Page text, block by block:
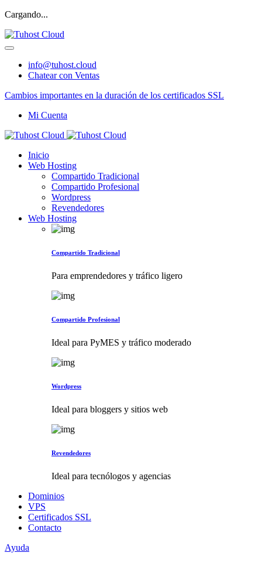
Cargando...
info@tuhost.cloud
Chatear con Ventas
Cambios importantes en la duración de los certificados SSL
Mi Cuenta
Inicio
Web Hosting
Compartido Tradicional
Compartido Profesional
Wordpress
Revendedores
Web Hosting
Compartido Tradicional
Para emprendedores y tráfico ligero
Compartido Profesional
Ideal para PyMES y tráfico moderado
Wordpress
Ideal para bloggers y sitios web
Revendedores
Ideal para tecnólogos y agencias
Dominios
VPS
Certificados SSL
Contacto
Ayuda